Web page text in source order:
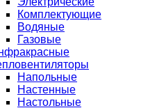
Комплектующие
Водяные
Газовые
Напольные
Настенные
Настольные